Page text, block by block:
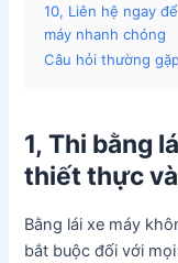
10, Liên hệ ngay
máy nhanh chóng
Câu hỏi thường
1, Thi bằng
thiết thực
Bằng lái xe máy
bắt buộc đối với